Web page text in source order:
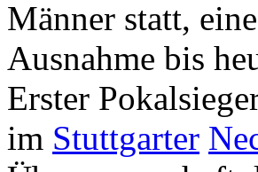
Männer statt,
Ausnahme bis
Erster
im Stuttgarter